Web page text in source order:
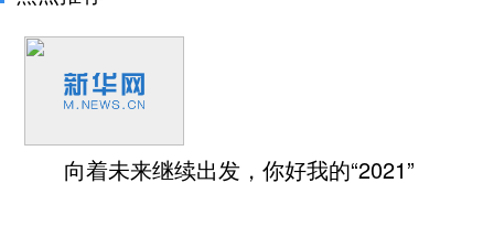
向着未来继续出发，你好我的“2021”